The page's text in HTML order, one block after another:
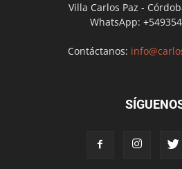
Villa Carlos Paz -
WhatsApp:
Contáctanos: